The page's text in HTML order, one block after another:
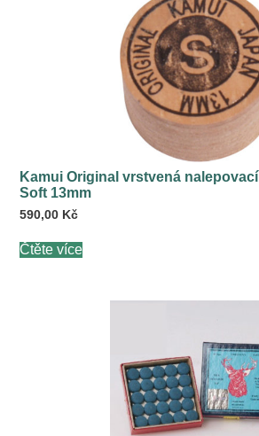
Kamui Original vrstvená
Soft 13mm
590,00 Kč
Čtěte více